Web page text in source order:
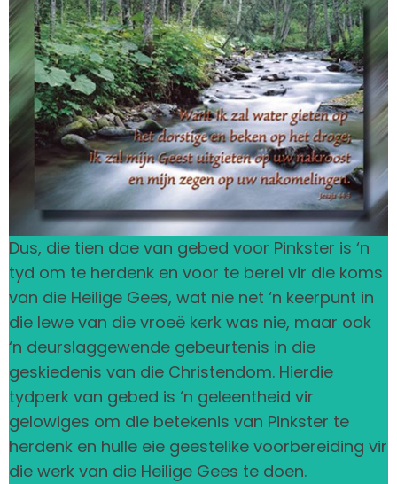
Dus, die tien dae van gebed voor Pinkster is ‘n
tyd om te herdenk en voor te berei vir die koms
van die Heilige Gees, wat nie net ‘n keerpunt in
die lewe van die vroeë kerk was nie, maar ook
‘n deurslaggewende gebeurtenis in die
geskiedenis van die Christendom. Hierdie
tydperk van gebed is ‘n geleentheid vir
gelowiges om die betekenis van Pinkster te
herdenk en hulle eie geestelike voorbereiding vir
die werk van die Heilige Gees te doen.